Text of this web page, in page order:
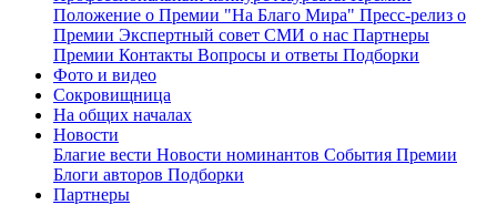
Положение о Премии "На Благо Мира" Пресс-релиз о
Премии Экспертный совет СМИ о нас Партнеры
Премии Контакты Вопросы и ответы Подборки
Фото и видео
Сокровищница
На общих началах
Новости
Благие вести Новости номинантов События Премии
Блоги авторов Подборки
Партнеры